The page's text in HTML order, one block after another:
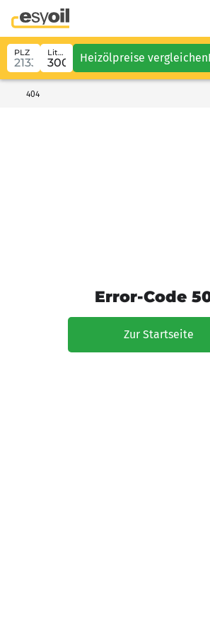
PLZ Liter Heizölpreise vergleichen
404
Error-Code
Zur Startseite